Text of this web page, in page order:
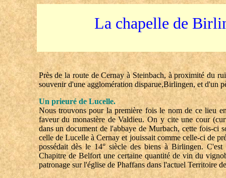
La chapelle de
Près de la route de Cernay à Steinbach, à proximité du
souvenir d'une agglomération disparue,Birlingen, et d'un
Un prieuré de Lucelle.
Nous trouvons pour la première fois le nom de ce lieu
faveur du monastère de Valdieu. On y cite une cour
dans un document de l'abbaye de Murbach, cette fois-ci
celle de Lucelle à Cernay et jouissait comme celle-ci de
possédait dès le 14° siècle des biens à Birlingen.
Chapitre de Belfort une certaine quantité de vin du
patronage sur l'église de Phaffans dans l'actuel Territoire